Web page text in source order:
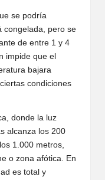
se podría
congelada, pero se
de entre 1 y 4
impide que el
bajara
condiciones
donde la luz
alcanza los 200
1.000 metros,
o zona afótica. En
es total y